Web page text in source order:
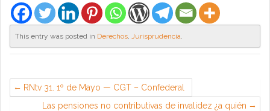
This entry was posted in Derechos, Jurisprudencia.
RNtv 31. 1º de Mayo — CGT – Confederal
Las pensiones no contributivas de invalidez ¿a quién